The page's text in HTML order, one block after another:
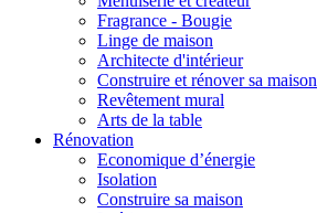
Fragrance - Bougie
Linge de maison
Architecte d'intérieur
Construire et rénover sa maison
Revêtement mural
Arts de la table
Rénovation
Economique d’énergie
Isolation
Construire sa maison